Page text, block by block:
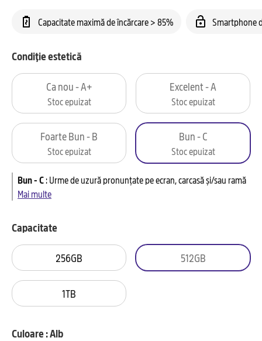
Capacitate maximă de încărcare > 85% Smartphone
Condiție estetică
Ca nou - A+
Stoc epuizat
Excelent - A
Stoc epuizat
Foarte Bun - B
Stoc epuizat
Bun - C
Stoc epuizat
Bun - C:Urme de uzură pronunțate pe ecran, carcasă și/sau ramă
Mai multe
Capacitate
256GB 512GB
1TB
Culoare : Alb